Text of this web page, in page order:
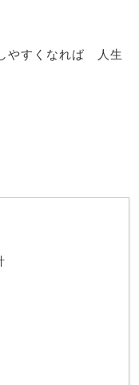
やすくなれば 人生